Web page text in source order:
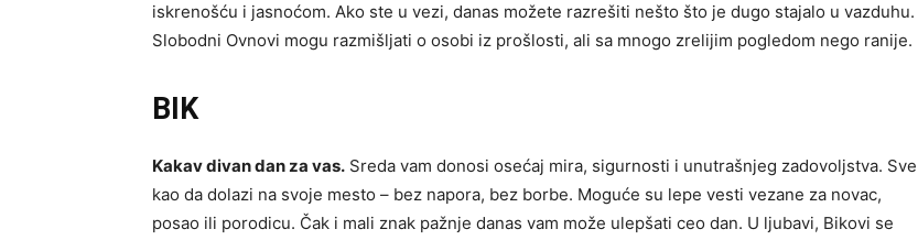
iskrenošću i jasnoćom. Ako ste u vezi, danas možete razrešiti nešto što je dugo stajalo u vazduhu.
Slobodni Ovnovi mogu razmišljati o osobi iz prošlosti, ali sa mnogo zrelijim pogledom nego ranije.
BIK
Kakav divan dan za vas. Sreda vam donosi osećaj mira, sigurnosti i unutrašnjeg zadovoljstva. Sve
kao da dolazi na svoje mesto – bez napora, bez borbe. Moguće su lepe vesti vezane za novac,
posao ili porodicu. Čak i mali znak pažnje danas vam može ulepšati ceo dan. U ljubavi, Bikovi se